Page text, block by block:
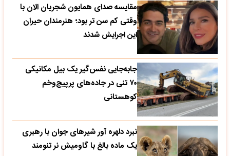
مقایسه صدای همایون شجریان الان با
وقتی کم سن تر بود؛ هنرمندان حیران
این اجرایش شدند
جابه‌جایی نفس‌گیر یک بیل مکانیکی
۷۰ تنی در جاده‌های پرپیچ‌وخم
کوهستانی
نبرد دلهره آور شیرهای جوان با رهبری
یک ماده بالغ با گاومیش نر تنومند